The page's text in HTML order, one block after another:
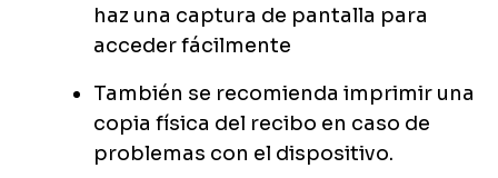
haz una captura de pantalla para
acceder fácilmente
También se recomienda imprimir una
copia física del recibo en caso de
problemas con el dispositivo.